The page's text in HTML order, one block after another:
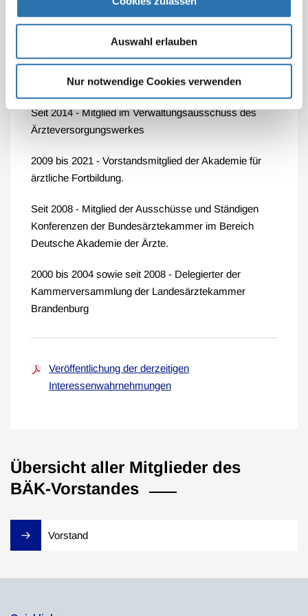
Auswahl erlauben
Nur notwendige Cookies verwenden
der Landesärztekammer Brandenburg
2015 bis 2026 - Mitglied im Prüfungsausschuss Ärzte,
Bereich Fachsprachtests der Landesärztekammer
Brandenburg
Seit 2014 - Mitglied im Verwaltungsausschuss des
Ärzteversorgungswerkes
2009 bis 2021 - Vorstandsmitglied der Akademie für
ärztliche Fortbildung.
Seit 2008 - Mitglied der Ausschüsse und Ständigen
Konferenzen der Bundesärztekammer im Bereich
Deutsche Akademie der Ärzte.
2000 bis 2004 sowie seit 2008 - Delegierter der
Kammerversammlung der Landesärztekammer
Brandenburg
Veröffentlichung der derzeitigen
Interessenwahrnehmungen
Übersicht aller Mitglieder des
BÄK-Vorstandes
Vorstand